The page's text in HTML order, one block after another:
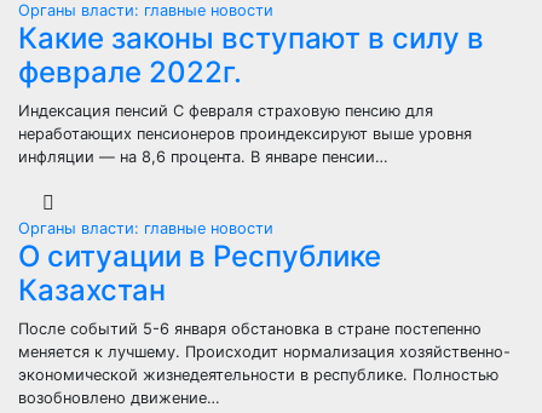
Органы власти: главные новости
Какие законы вступают в силу в
феврале 2022г.
Индексация пенсий С февраля страховую пенсию для
неработающих пенсионеров проиндексируют выше уровня
инфляции — на 8,6 процента. В январе пенсии…
Органы власти: главные новости
О ситуации в Республике
Казахстан
После событий 5-6 января обстановка в стране постепенно
меняется к лучшему. Происходит нормализация хозяйственно-
экономической жизнедеятельности в республике. Полностью
возобновлено движение…